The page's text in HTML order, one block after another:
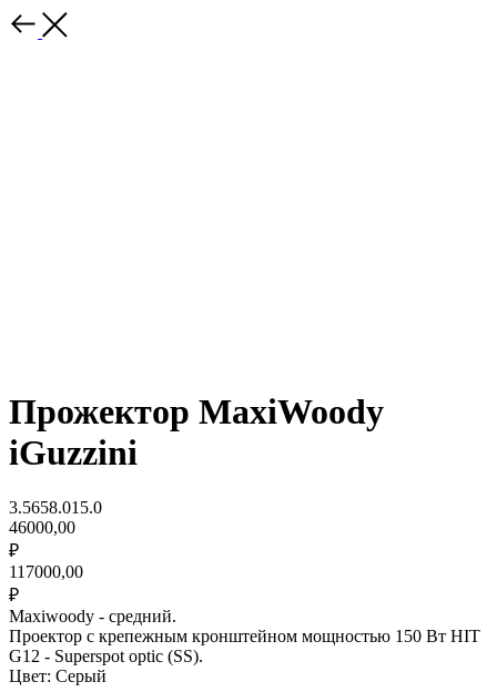
Прожектор MaxiWoody
iGuzzini
3.5658.015.0
46000,00
₽
117000,00
₽
Maxiwoody - средний.
Проектор с крепежным кронштейном мощностью 150 Вт HIT
G12 - Superspot optic (SS).
Цвет: Серый